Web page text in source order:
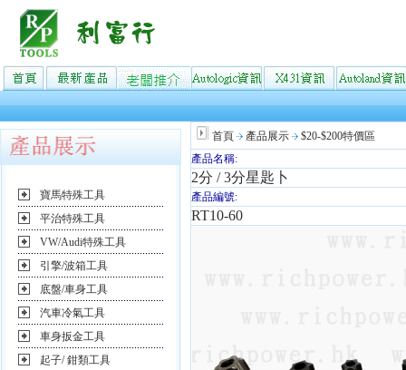
寶馬特殊工具
平治特殊工具
VW/Audi特殊工具
引擎/波箱工具
底盤/車身工具
汽車冷氣工具
車身扳金工具
起子/ 鉗類工具
首頁 產品展示
$20-$200特價區
產品名稱:
2分 / 3分星匙卜
產品編號:
RT10-60